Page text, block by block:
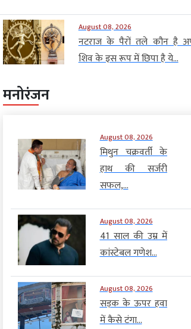
August 08, 2026
नटराज के पैरों तले कौन है
शिव के इस रूप में छिपा है ये...
मनोरंजन
August 08, 2026
मिथुन चक्रवर्ती के
हाथ की सर्जरी
सफल,...
August 08, 2026
41 साल की उम्र में
कांस्टेबल गणेश...
August 08, 2026
सड़क के ऊपर हवा
में कैसे टंगा...